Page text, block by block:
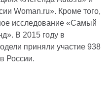
Woman.ru». Кроме того,
исследование «Самый
В 2015 году в
приняли участие 938
России.